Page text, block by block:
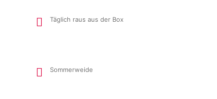
Täglich raus aus der Box
Sommerweide